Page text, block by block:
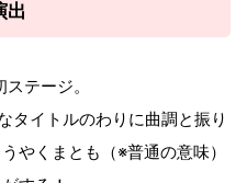
出
テージ。
タイトルのわりに曲調と振り
やくまとも（※普通の意味）